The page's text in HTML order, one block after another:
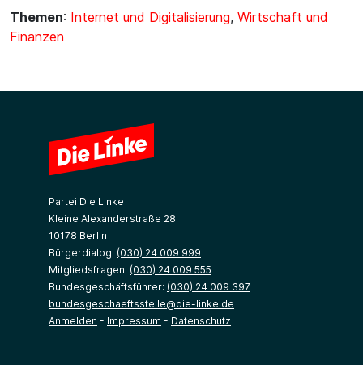
Themen: Internet und Digitalisierung, Wirtschaft und
Finanzen
Partei Die Linke
Kleine Alexanderstraße 28
10178 Berlin
Bürgerdialog: (030) 24 009 999
Mitgliedsfragen: (030) 24 009 555
Bundesgeschäftsführer: (030) 24 009 397
bundesgeschaeftsstelle@die-linke.de
Anmelden - Impressum - Datenschutz